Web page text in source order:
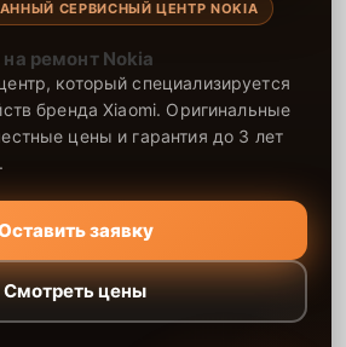
СЕРВИСНЫЙ ЦЕНТР NOKIA
ремонт Nokia
который специализируется
бренда Xiaomi. Оригинальные
цены и гарантия до 3 лет
заявку
Смотреть цены